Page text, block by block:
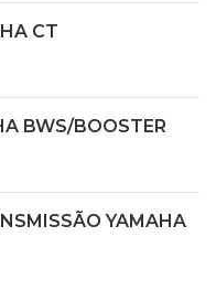
CT
BWS/BOOSTER
YAMAHA